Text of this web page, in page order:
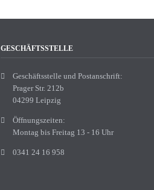
GESCHÄFTSSTELLE
Geschäftsstelle und Postanschrift:
Prager Str. 212b
04299 Leipzig
Öffnungszeiten:
Montag bis Freitag 13 - 16 Uhr
0341 24 16 958